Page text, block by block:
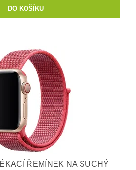
ŘEMÍNEK NA SUCHÝ